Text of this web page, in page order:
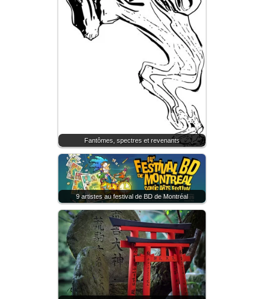
Fantômes, spectres et revenants
9 artistes au festival de BD de Montréal